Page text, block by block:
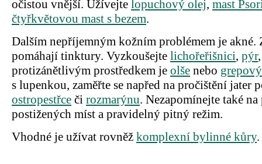
očistou vnější. Užívejte lopuchový olej, mast
čtyřkvětovou mast s bezem.
Dalším nepříjemným kožním problémem je akné.
pomáhají tinktury. Vyzkoušejte lichořeřišnici, pýr
protizánětlivým prostředkem je olše nebo
s lupenkou, zaměřte se napřed na pročištění jater
ostropestřce či rozmarýnu. Nezapomínejte také
postižených míst a pravidelný pitný režim.
Vhodné je užívat rovněž komplexní bylinné kůry.